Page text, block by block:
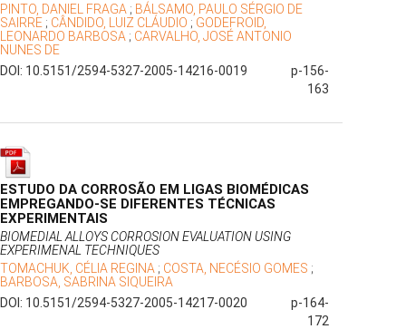
PINTO, DANIEL FRAGA ; BÁLSAMO, PAULO SÉRGIO DE
SAIRRE ; CÂNDIDO, LUIZ CLÁUDIO ; GODEFROID,
LEONARDO BARBOSA ; CARVALHO, JOSÉ ANTONIO
NUNES DE
DOI: 10.5151/2594-5327-2005-14216-0019
p-156-
163
ESTUDO DA CORROSÃO EM LIGAS BIOMÉDICAS
EMPREGANDO-SE DIFERENTES TÉCNICAS
EXPERIMENTAIS
BIOMEDIAL ALLOYS CORROSION EVALUATION USING
EXPERIMENAL TECHNIQUES
TOMACHUK, CÉLIA REGINA ; COSTA, NECÉSIO GOMES ;
BARBOSA, SABRINA SIQUEIRA
DOI: 10.5151/2594-5327-2005-14217-0020
p-164-
172